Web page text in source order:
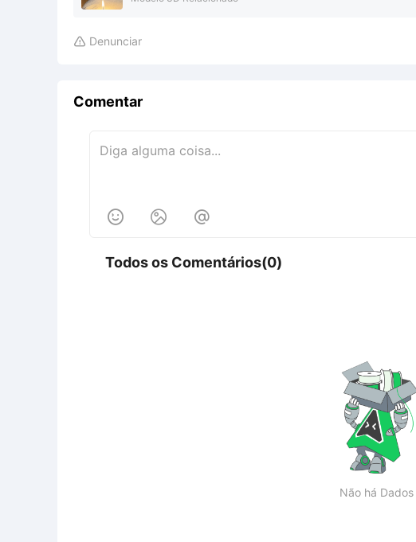
 Denunciar
Comentar
  
Todos os Comentários(0)
Não há Dados